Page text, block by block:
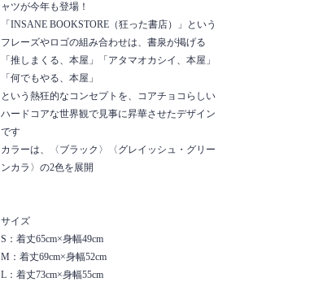
ャツが今年も登場！
「INSANE BOOKSTORE（狂った書店）」という
フレーズやロゴの組み合わせは、書泉が掲げる
「推しまくる、本屋」「アタマオカシイ、本屋」
「何でもやる、本屋」
という熱狂的なコンセプトを、コアチョコらしい
ハードコアな世界観で見事に昇華させたデザイン
です
カラーは、〈ブラック〉〈グレイッシュ・グリー
ンカラ〉の2色を展開
サイズ
S：着丈65cm×身幅49cm
M：着丈69cm×身幅52cm
L：着丈73cm×身幅55cm